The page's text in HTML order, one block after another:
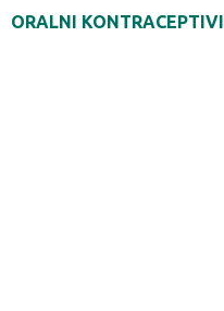
ORALNI KONTRACEPTIVI